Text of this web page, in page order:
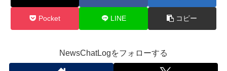
Pocket LINE コピー
NewsChatLogをフォローする